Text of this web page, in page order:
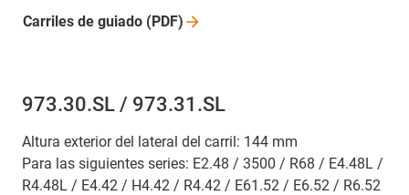
Carriles de guiado (PDF)
973.30.SL / 973.31.SL
Altura exterior del lateral del carril: 144 mm
Para las siguientes series: E2.48 / 3500 / R68 / E4.48L /
R4.48L / E4.42 / H4.42 / R4.42 / E61.52 / E6.52 / R6.52